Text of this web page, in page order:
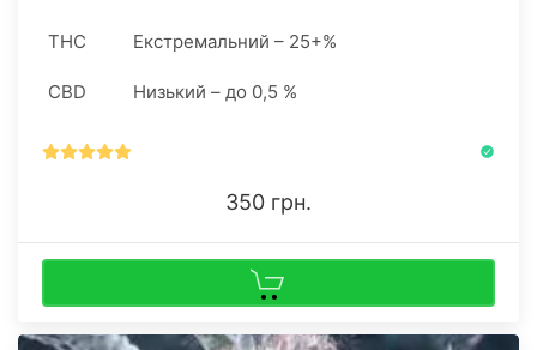
THC Екстремальний – 25+%
CBD Низький – до 0,5 %
350 грн.